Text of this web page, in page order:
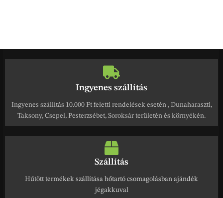
Ingyenes szállítás
Ingyenes szállítás 10.000 Ft feletti rendelések esetén , Dunaharaszti,
Taksony, Csepel, Pesterzsébet, Soroksár területén és környékén.
Szállítás
Hűtött termékek szállítása hőtartó csomagolásban ajándék
jégakkuval